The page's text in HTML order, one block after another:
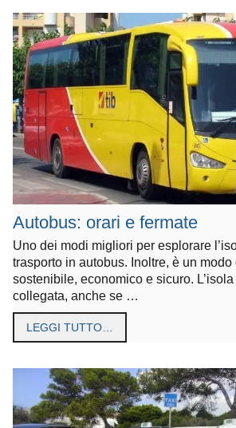
Autobus: orari e fermate
Uno dei modi migliori per esplorare
trasporto in autobus. Inoltre, è un
sostenibile, economico e sicuro.
collegata, anche se …
LEGGI TUTTO…